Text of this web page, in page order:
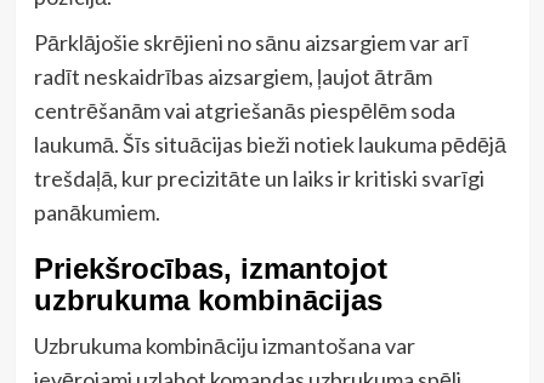
Pārklājošie skrējieni no sānu aizsargiem var arī
radīt neskaidrības aizsargiem, ļaujot ātrām
centrēšanām vai atgriešanās piespēlēm soda
laukumā. Šīs situācijas bieži notiek laukuma pēdējā
trešdaļā, kur precizitāte un laiks ir kritiski svarīgi
panākumiem.
Priekšrocības, izmantojot
uzbrukuma kombinācijas
Uzbrukuma kombināciju izmantošana var